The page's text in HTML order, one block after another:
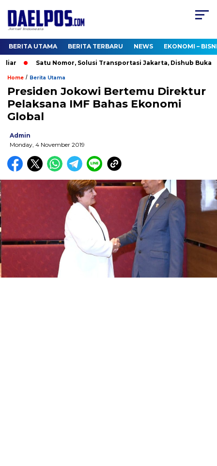
BERITA UTAMA BERITA TERBARU NEWS EKONOMI –
Satu Nomor, Solusi Transportasi Jakarta, Dishub Buka
Home / Berita Utama
Presiden Jokowi Bertemu Direktur
Pelaksana IMF Bahas Ekonomi
Global
Admin
Monday, 4 November 2019